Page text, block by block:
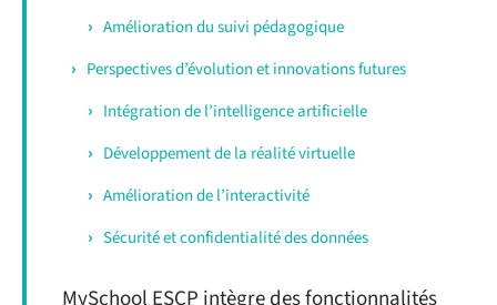
Amélioration du suivi pédagogique
Perspectives d’évolution et innovations futures
Intégration de l’intelligence artificielle
Développement de la réalité virtuelle
Amélioration de l’interactivité
Sécurité et confidentialité des données
MySchool ESCP intègre des fonctionnalités